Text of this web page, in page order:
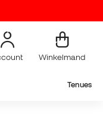
Winkelmand
Tenues